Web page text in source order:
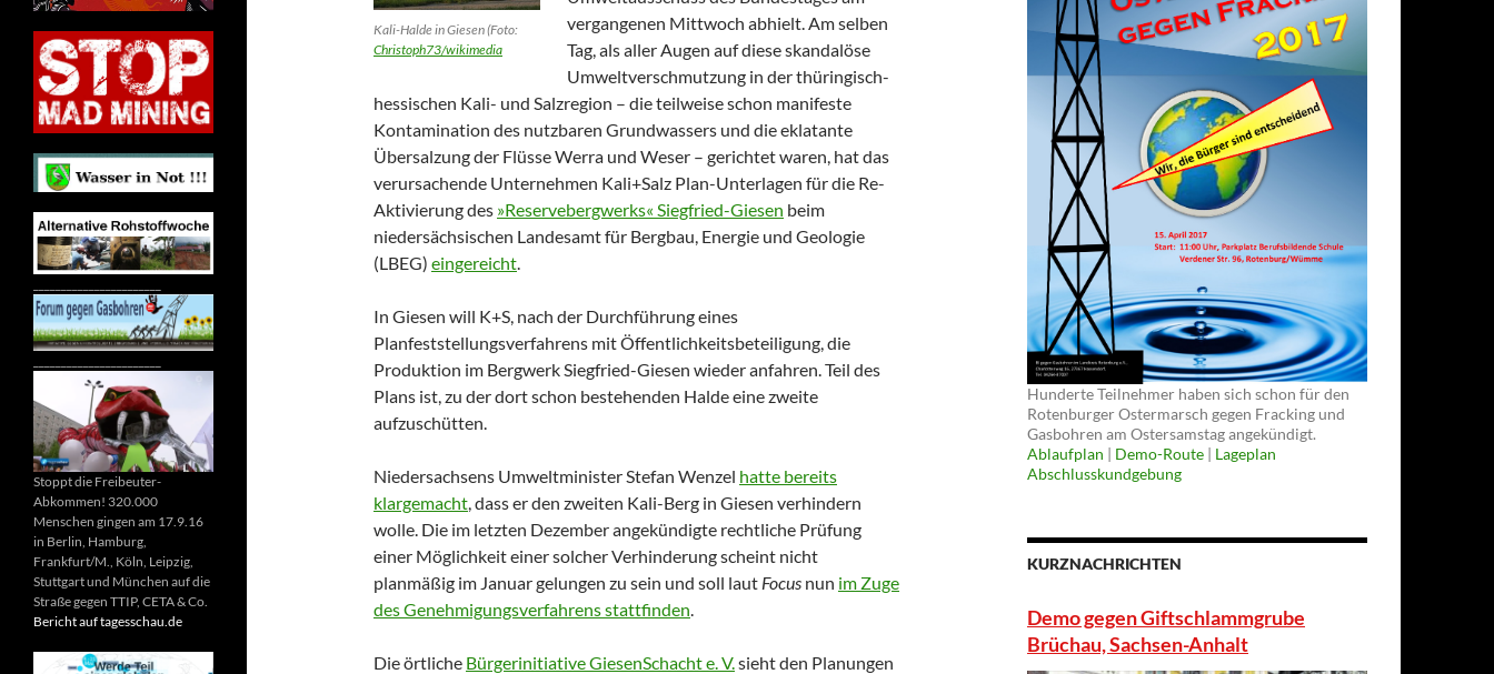
Kali-Halde in Giesen (Foto:
Christoph73/wikimedia
vergangenen Mittwoch abhielt. Am selben
Tag, als aller Augen auf diese skandalöse
Umweltverschmutzung in der thüringisch-
hessischen Kali- und Salzregion – die teilweise schon manifeste
Kontamination des nutzbaren Grundwassers und die eklatante
Übersalzung der Flüsse Werra und Weser – gerichtet waren, hat das
verursachende Unternehmen Kali+Salz Plan-Unterlagen für die Re-
Aktivierung des »Reservebergwerks« Siegfried-Giesen beim
niedersächsischen Landesamt für Bergbau, Energie und Geologie
(LBEG) eingereicht.
In Giesen will K+S, nach der Durchführung eines
Planfeststellungsverfahrens mit Öffentlichkeitsbeteiligung, die
Produktion im Bergwerk Siegfried-Giesen wieder anfahren. Teil des
Plans ist, zu der dort schon bestehenden Halde eine zweite
aufzuschütten.
Niedersachsens Umweltminister Stefan Wenzel hatte bereits
klargemacht, dass er den zweiten Kali-Berg in Giesen verhindern
wolle. Die im letzten Dezember angekündigte rechtliche Prüfung
einer Möglichkeit einer solcher Verhinderung scheint nicht
planmäßig im Januar gelungen zu sein und soll laut Focus nun im Zuge
des Genehmigungsverfahrens stattfinden.
Die örtliche Bürgerinitiative GiesenSchacht e. V.sieht den Planungen
Hunderte Teilnehmer haben sich schon für den
Rotenburger Ostermarsch gegen Fracking und
Gasbohren am Ostersamstag angekündigt.
Ablaufplan | Demo-Route | Lageplan
Abschlusskundgebung
KURZNACHRICHTEN
Demo gegen Giftschlammgrube
Brüchau, Sachsen-Anhalt
Stoppt die Freibeuter-
Abkommen! 320.000
Menschen gingen am 17.9.16
in Berlin, Hamburg,
Frankfurt/M., Köln, Leipzig,
Stuttgart und München auf die
Straße gegen TTIP, CETA & Co.
Bericht auf tagesschau.de